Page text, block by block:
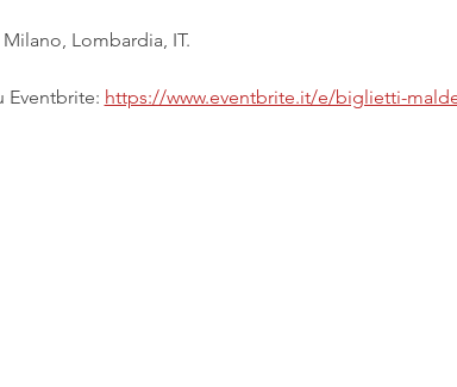
Lombardia, IT.
Eventbrite: https://www.eventbrite.it/e/biglietti-